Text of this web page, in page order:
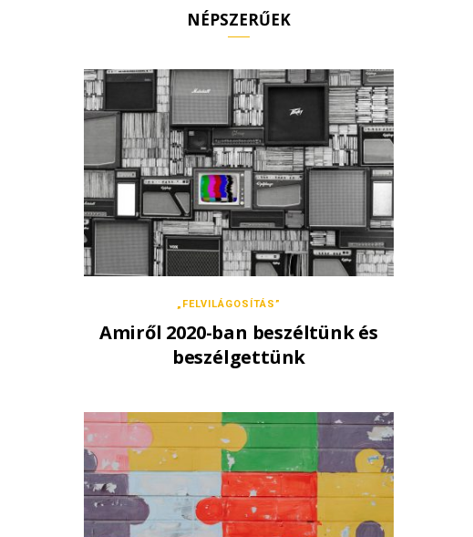
NÉPSZERŰEK
„FELVILÁGOSÍTÁS”
Amiről 2020-ban beszéltünk és
beszélgettünk